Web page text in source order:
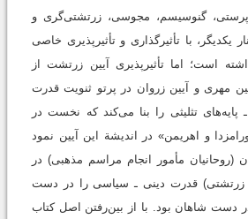
گنوسیسم، مجوسی، زرتشتی‌گری و
یکدیگر، با تأثیرگذاری و تأثیرپذیری خاصی
است؛ اما تأثیرپذیری آیین زرتشت از
مهری و آیین زروان در پرتو ثنویت قدرت
تثلیثی را بنا می‌کند که نخست در
و اهریمن» در اندیشة این آیین نمود
(روحانیان مأمور انجام مراسم مذهبی) در
زرتشتی) قدرت دینی ـ سیاسی را در دست
دست شاهان بود. با از بین‌رفتن اصل کتاب